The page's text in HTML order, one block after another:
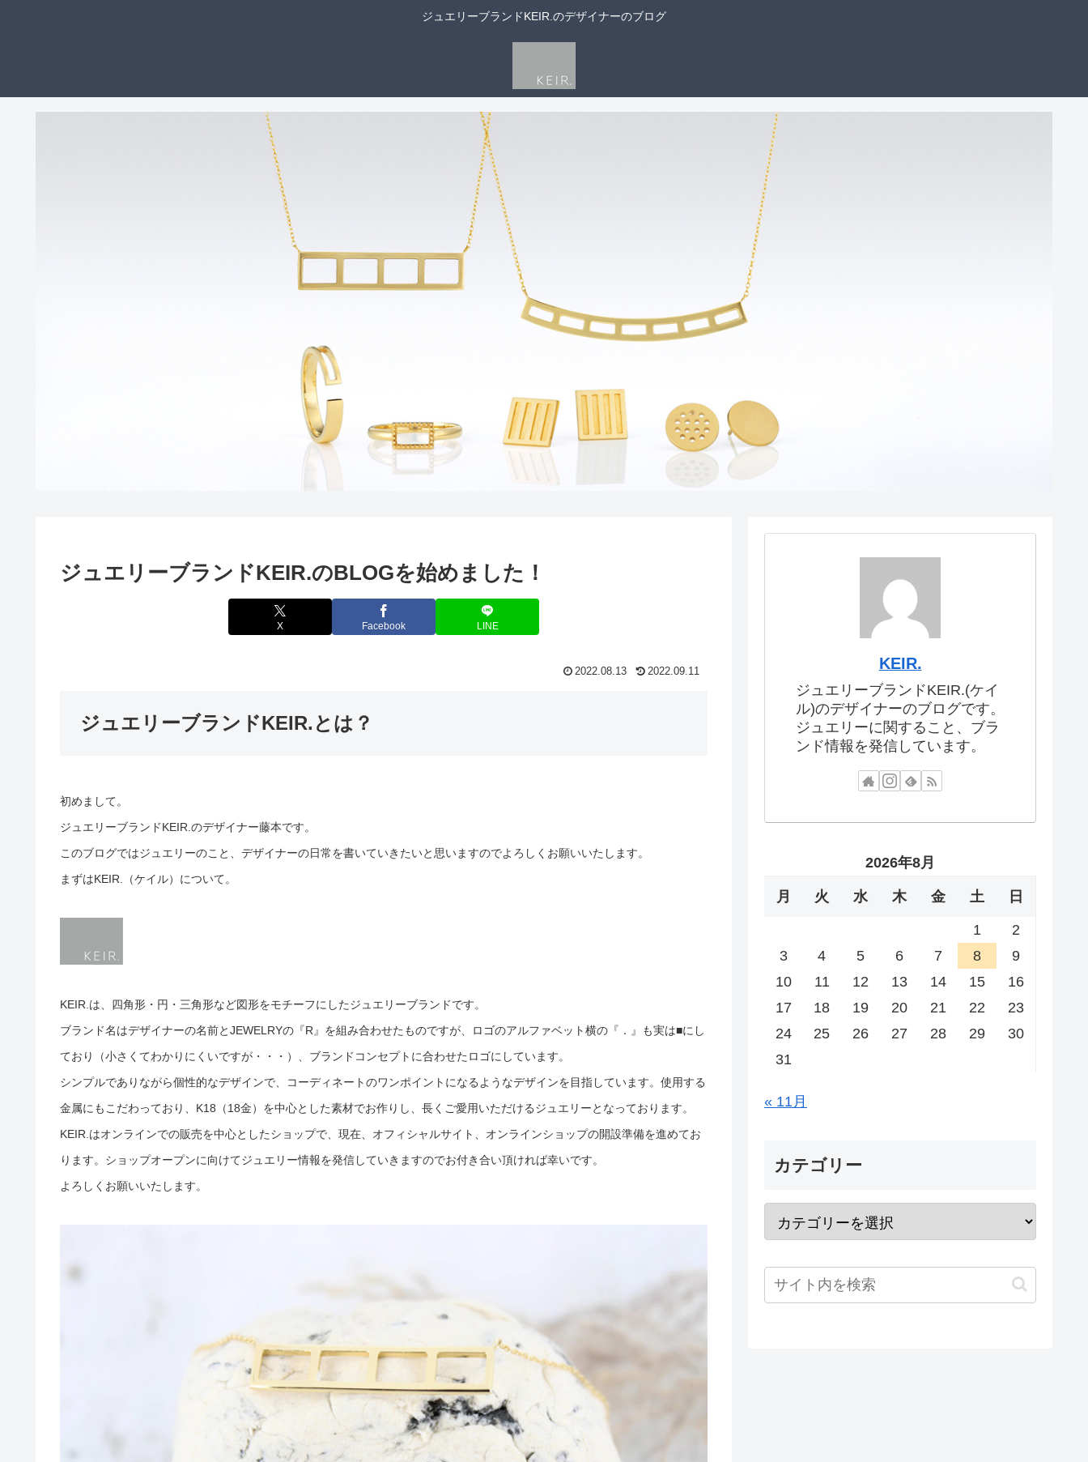
ジュエリーブランドKEIR.のデザイナーのブログ
ジュエリーブランドKEIR.のBLOGを始めました！
X Facebook LINE
2022.08.13 2022.09.11
ジュエリーブランドKEIR.とは？
初めまして。
ジュエリーブランドKEIR.のデザイナー藤本です。
このブログではジュエリーのこと、デザイナーの日常を書いていきたいと思いますのでよろしくお願いいたします。
まずはKEIR.（ケイル）について。
KEIR.は、四角形・円・三角形など図形をモチーフにしたジュエリーブランドです。
ブランド名はデザイナーの名前とJEWELRYの『R』を組み合わせたものですが、ロゴのアルファベット横の『．』も実は■にし
ており（小さくてわかりにくいですが・・・）、ブランドコンセプトに合わせたロゴにしています。
シンプルでありながら個性的なデザインで、コーディネートのワンポイントになるようなデザインを目指しています。使用する
金属にもこだわっており、K18（18金）を中心とした素材でお作りし、長くご愛用いただけるジュエリーとなっております。
KEIR.はオンラインでの販売を中心としたショップで、現在、オフィシャルサイト、オンラインショップの開設準備を進めてお
ります。ショップオープンに向けてジュエリー情報を発信していきますのでお付き合い頂ければ幸いです。
よろしくお願いいたします。
KEIR.
ジュエリーブランドKEIR.(ケイ
ル)のデザイナーのブログです。
ジュエリーに関すること、ブラ
ンド情報を発信しています。
2026年8月
月 火 水 木 金 土 日
1
2
3
4 5 6 7 8
9
10
11 12 13 14 15
16
17
18 19 20 21 22
23
24
25 26 27 28 29
30
31
« 11月
カテゴリー